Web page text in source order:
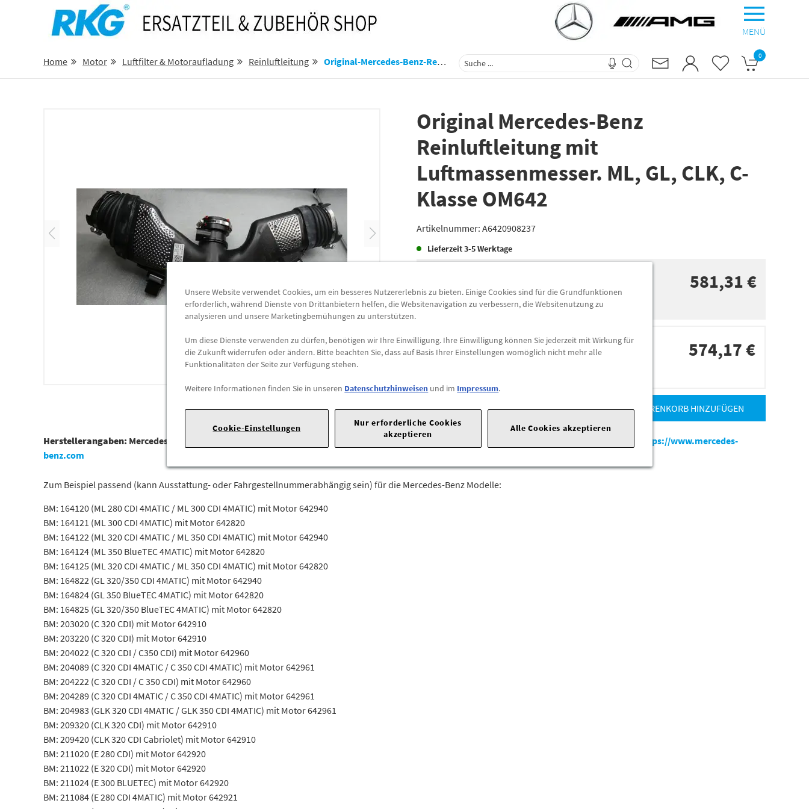
MENÜ
Home Motor Luftfilter & Motoraufladung Reinluftleitung Original-Mercedes-Benz-Reinluftleitung-Mit-Luftmassenmesser-Ml-Gl-Clk-C-Klasse-Om642-A6420908237 0
Original Mercedes-Benz
Reinluftleitung mit
Luftmassenmesser. ML, GL, CLK, C-
Klasse OM642
Artikelnummer: A6420908237
Lieferzeit3-5 Werktage
Preis inkl.19%MwSt.
Versandkostenfrei
581,31 €
Abholung
19% 574,17 €
- + ZUM WARENKORB HINZUFÜGEN
Herstellerangaben: Mercedes-Benz AG | Tel: +49711170 |E-Mail:
https://www.mercedes-
benz.com
Zum Beispiel passend (kann Ausstattung- oder Fahrgestellnummerabhängig sein) für die Mercedes-Benz Modelle:
BM: 164120 (ML 280 CDI 4MATIC / ML 300 CDI 4MATIC) mit Motor 642940
BM: 164121 (ML 300 CDI 4MATIC) mit Motor 642820
BM: 164122 (ML 320 CDI 4MATIC / ML 350 CDI 4MATIC) mit Motor 642940
BM: 164124 (ML 350 BlueTEC 4MATIC) mit Motor 642820
BM: 164125 (ML 320 CDI 4MATIC / ML 350 CDI 4MATIC) mit Motor 642820
BM: 164822 (GL 320/350 CDI 4MATIC) mit Motor 642940
BM: 164824 (GL 350 BlueTEC 4MATIC) mit Motor 642820
BM: 164825 (GL 320/350 BlueTEC 4MATIC) mit Motor 642820
BM: 203020 (C 320 CDI) mit Motor 642910
BM: 203220 (C 320 CDI) mit Motor 642910
BM: 204022 (C 320 CDI / C350 CDI) mit Motor 642960
BM: 204089 (C 320 CDI 4MATIC / C 350 CDI 4MATIC) mit Motor 642961
BM: 204222 (C 320 CDI / C 350 CDI) mit Motor 642960
BM: 204289 (C 320 CDI 4MATIC / C 350 CDI 4MATIC) mit Motor 642961
BM: 204983 (GLK 320 CDI 4MATIC / GLK 350 CDI 4MATIC) mit Motor 642961
BM: 209320 (CLK 320 CDI) mit Motor 642910
BM: 209420 (CLK 320 CDI Cabriolet) mit Motor 642910
BM: 211020 (E 280 CDI) mit Motor 642920
BM: 211022 (E 320 CDI) mit Motor 642920
BM: 211024 (E 300 BLUETEC) mit Motor 642920
BM: 211084 (E 280 CDI 4MATIC) mit Motor 642921
Unsere Website verwendet Cookies, um ein besseres Nutzererlebnis zu bieten. Einige Cookies sind für die Grundfunktionen
erforderlich, während Dienste von Drittanbietern helfen, die Websitenavigation zu verbessern, die Websitenutzung zu
analysieren und unsere Marketingbemühungen zu unterstützen.
Um diese Dienste verwenden zu dürfen, benötigen wir Ihre Einwilligung. Ihre Einwilligung können Sie jederzeit mit Wirkung für
die Zukunft widerrufen oder ändern. Bitte beachten Sie, dass auf Basis Ihrer Einstellungen womöglich nicht mehr alle
Funktionalitäten der Seite zur Verfügung stehen.
Weitere Informationen finden Sie in unseren Datenschutzhinweisen und im Impressum.
Cookie-Einstellungen
Nur erforderliche Cookies
akzeptieren
Alle Cookies akzeptieren